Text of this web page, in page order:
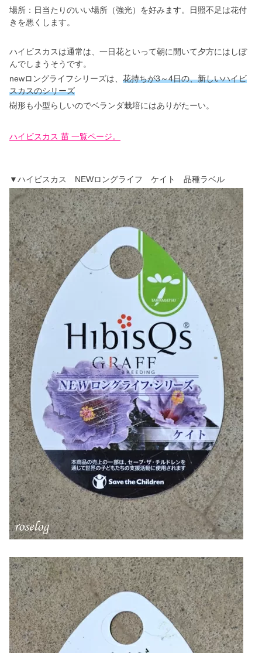
場所：日当たりのいい場所（強光）を好みます。日照不足は花付
きを悪くします。
ハイビスカスは通常は、一日花といって朝に開いて夕方にはしぼ
んでしまうそうです。
newロングライフシリーズは、 花持ちが3～4日の、新しいハイビ
スカスのシリーズ
樹形も小型らしいのでベランダ栽培にはありがたーい。
ハイビスカス 苗 一覧ページ。
▼ハイビスカス NEWロングライフ ケイト 品種ラベル